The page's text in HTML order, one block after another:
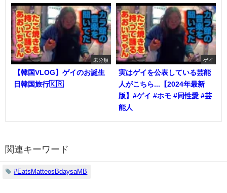
未分類
【韓国VLOG】ゲイのお誕生
日韓国旅行🇰🇷
ゲイ
実はゲイを公表している芸能
人がこちら...【2024年最新
版】#ゲイ #ホモ #同性愛 #芸
能人
関連キーワード
#EatsMatteosBdaysaMB